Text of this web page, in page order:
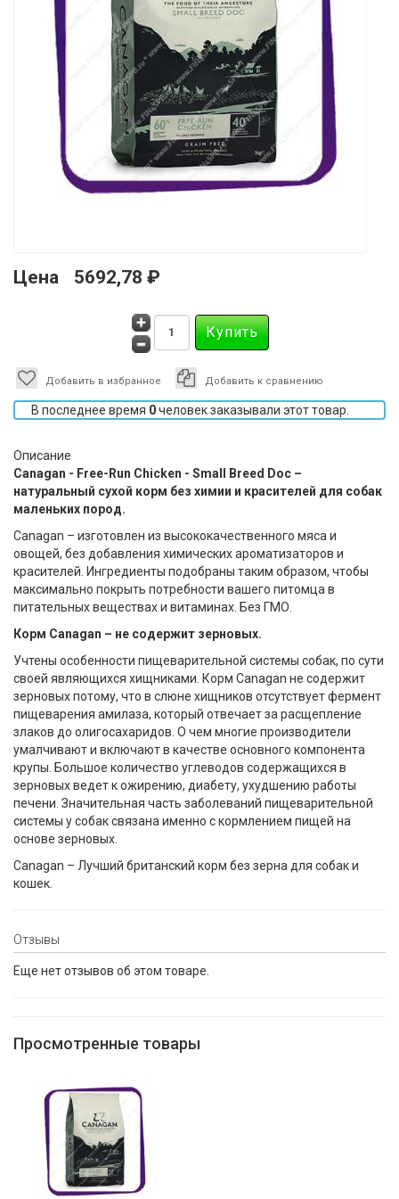
Цена 5692,78 ₽
Добавить в избранное Добавить к сравнению
В последнее время 0человек заказывали этот товар.
Описание
Canagan - Free-Run Chicken - Small Breed Doc –
натуральный сухой корм без химии и красителей для собак
маленьких пород.
Canagan – изготовлен из высококачественного мяса и
овощей, без добавления химических ароматизаторов и
красителей. Ингредиенты подобраны таким образом, чтобы
максимально покрыть потребности вашего питомца в
питательных веществах и витаминах. Без ГМО.
Корм Canagan – не содержит зерновых.
Учтены особенности пищеварительной системы собак, по сути
своей являющихся хищниками. Корм Canagan не содержит
зерновых потому, что в слюне хищников отсутствует фермент
пищеварения амилаза, который отвечает за расщепление
злаков до олигосахаридов. О чем многие производители
умалчивают и включают в качестве основного компонента
крупы. Большое количество углеводов содержащихся в
зерновых ведет к ожирению, диабету, ухудшению работы
печени. Значительная часть заболеваний пищеварительной
системы у собак связана именно с кормлением пищей на
основе зерновых.
Canagan – Лучший британский корм без зерна для собак и
кошек.
Отзывы
Еще нет отзывов об этом товаре.
Просмотренные товары